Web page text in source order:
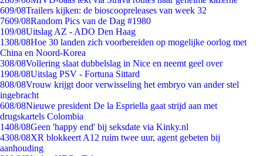
609/08Trailers kijken: de bioscoopreleases van week 32
7609/08Random Pics van de Dag #1980
109/08Uitslag AZ - ADO Den Haag
1308/08Hoe 30 landen zich voorbereiden op mogelijke oorlog met
China en Noord-Korea
308/08Vollering slaat dubbelslag in Nice en neemt geel over
1908/08Uitslag PSV - Fortuna Sittard
808/08Vrouw krijgt door verwisseling het embryo van ander stel
ingebracht
608/08Nieuwe president De la Espriella gaat strijd aan met
drugskartels Colombia
1408/08Geen 'happy end' bij seksdate via Kinky.nl
4308/08XR blokkeert A12 ruim twee uur, agent gebeten bij
aanhouding